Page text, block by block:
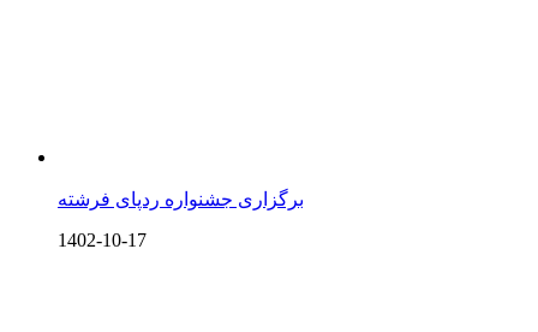
برگزاری جشنواره ردپای فرشته
1402-10-17